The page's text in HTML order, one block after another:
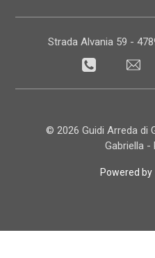
Strada Alvania 59 -
© 2026 Guidi Arreda di
Gabriella -
Powered by